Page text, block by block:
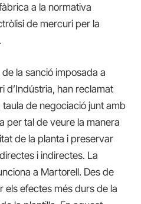
a la normativa
de mercuri per la
la sanció imposada a
d’Indústria, han reclamat
taula de negociació junt amb
per tal de veure la manera
de la planta i preservar
i indirectes. La
a Martorell. Des de
els efectes més durs de la